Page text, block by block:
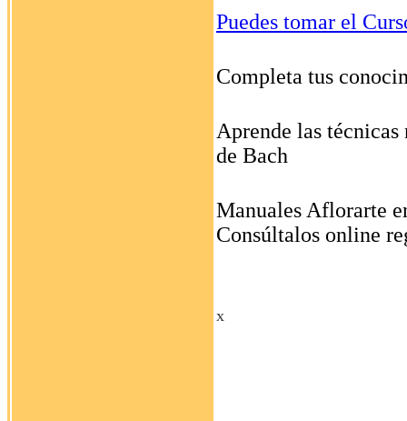
Puedes tomar el
Completa tus
Aprende las
de Bach
Manuales Aflorarte
Consúltalos online
x